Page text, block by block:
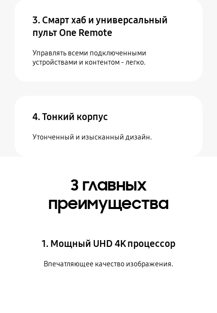
3. Смарт хаб и универсальный
пульт One Remote
Управлять всеми подключенными
устройствами и контентом - легко.
4. Тонкий корпус
Утонченный и изысканный дизайн.
3 главных
преимущества
1. Мощный UHD 4K процессор
Впечатляющее качество изображения.